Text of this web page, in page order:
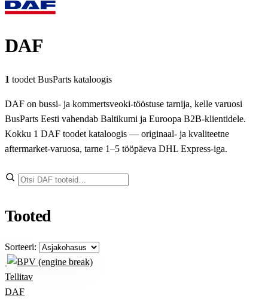
DAF
1 toodet BusParts kataloogis
DAF on bussi- ja kommertsveoki-tööstuse tarnija, kelle varuosi
BusParts Eesti vahendab Baltikumi ja Euroopa B2B-klientidele.
Kokku 1 DAF toodet kataloogis — originaal- ja kvaliteetne
aftermarket-varuosa, tarne 1–5 tööpäeva DHL Express-iga.
Tooted
Sorteeri:
Tellitav
DAF